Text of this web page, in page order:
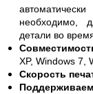
необходимо,
детали во
XP, Windows 7,
Скорость